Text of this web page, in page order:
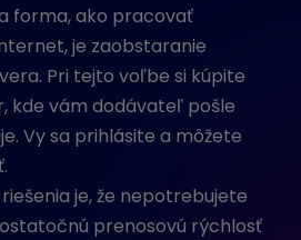
forma, ako pracovať
je zaobstaranie
Pri tejto voľbe si kúpite
kde vám dodávateľ pošle
Vy sa prihlásite a môžete
je, že nepotrebujete
prenosovú rýchlosť